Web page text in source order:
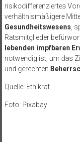
risikodifferenziertes
verhältnismäßigere
Gesundheitswesens ,
Ratsmitglieder
lebenden impfbaren
notwendig ist, um das
und gerechten
Quelle: Ethikrat
Foto: Pixabay